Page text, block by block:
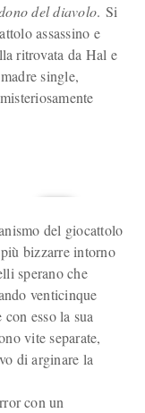
del diavolo. Si
assassino e
ritrovata da Hal e
single,
del giocattolo
bizzarre intorno
sperano che
venticinque
esso la sua
vite separate,
di arginare la
con un